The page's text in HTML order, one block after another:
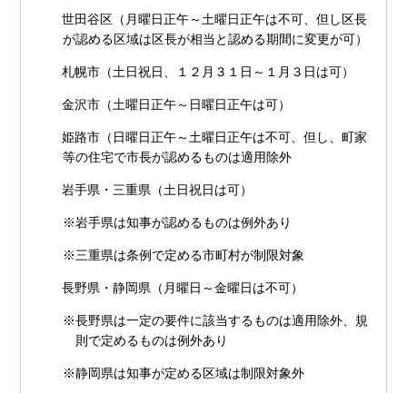
世田谷区（月曜日正午～土曜日正午は不可、但し区長
が認める区域は区長が相当と認める期間に変更が可）
札幌市（土日祝日、１２月３１日～１月３日は可）
金沢市（土曜日正午～日曜日正午は可）
姫路市（日曜日正午～土曜日正午は不可、但し、町家
等の住宅で市長が認めるものは適用除外
岩手県・三重県（土日祝日は可）
※岩手県は知事が認めるものは例外あり
※三重県は条例で定める市町村が制限対象
長野県・静岡県（月曜日～金曜日は不可）
※長野県は一定の要件に該当するものは適用除外、規
則で定めるものは例外あり
※静岡県は知事が定める区域は制限対象外